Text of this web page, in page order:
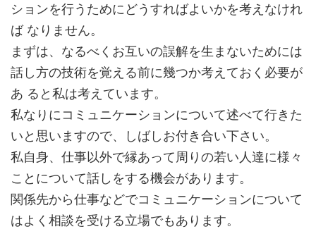
ションを行うためにどうすればよいかを考えなけれ
ば なりません。
まずは、なるべくお互いの誤解を生まないためには
話し方の技術を覚える前に幾つか考えておく必要が
あ ると私は考えています。
私なりにコミュニケーションについて述べて行きた
いと思いますので、しばしお付き合い下さい。
私自身、仕事以外で縁あって周りの若い人達に様々
ことについて話しをする機会があります。
関係先から仕事などでコミュニケーションについて
はよく相談を受ける立場でもあります。